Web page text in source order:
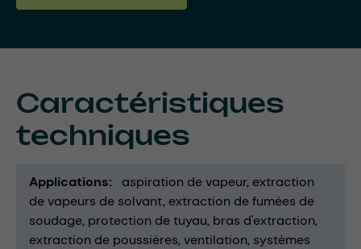
Caractéristiques
techniques
Applications aspiration de vapeur extraction
de vapeurs de solvant extraction de fumées de
soudage protection de tuyau bras d'extraction
extraction de poussières ventilation systèmes